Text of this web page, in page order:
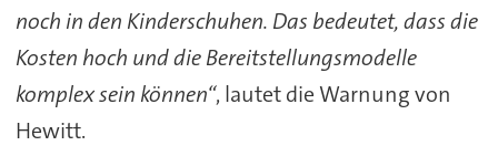
noch in den Kinderschuhen. Das bedeutet, dass die
Kosten hoch und die Bereitstellungsmodelle
komplex sein können“, lautet die Warnung von
Hewitt.